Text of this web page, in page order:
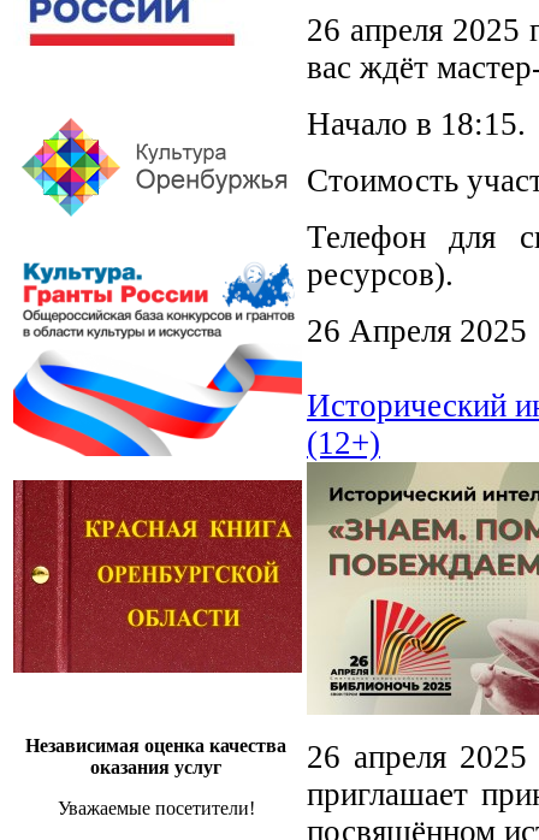
Независимая оценка качества
оказания услуг
Уважаемые посетители!
26 апреля 2025
вас ждёт
Начало в 18:15.
Стоимость
Телефон для
ресурсов).
26 Апреля 2025
Исторический
(12+)
26 апреля
приглашает
посвящённом